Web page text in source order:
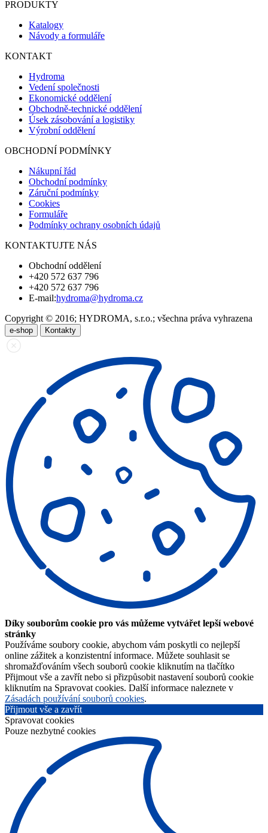
PRODUKTY
Katalogy
Návody a formuláře
KONTAKT
Hydroma
Vedení společnosti
Ekonomické oddělení
Obchodně-technické oddělení
Úsek zásobování a logistiky
Výrobní oddělení
OBCHODNÍ PODMÍNKY
Nákupní řád
Obchodní podmínky
Záruční podmínky
Cookies
Formuláře
Podmínky ochrany osobních údajů
KONTAKTUJTE NÁS
Obchodní oddělení
+420 572 637 796
+420 572 637 796
E-mail:hydroma@hydroma.cz
Copyright © 2016; HYDROMA, s.r.o.; všechna práva vyhrazena
e-shop Kontakty
Díky souborům cookie pro vás můžeme vytvářet lepší webové
stránky
Používáme soubory cookie, abychom vám poskytli co nejlepší
online zážitek a konzistentní informace. Můžete souhlasit se
shromažďováním všech souborů cookie kliknutím na tlačítko
Přijmout vše a zavřít nebo si přizpůsobit nastavení souborů cookie
kliknutím na Spravovat cookies. Další informace naleznete v
Zásadách používání souborů cookies.
Přijmout vše a zavřít
Spravovat cookies
Pouze nezbytné cookies